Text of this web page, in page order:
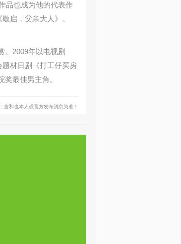
品也成为他的代表作
启，父亲大人》。
。2009年以电视剧
题材日剧《打工仔买房
最佳男主角。
宫和也本人或官方发布消息为准！